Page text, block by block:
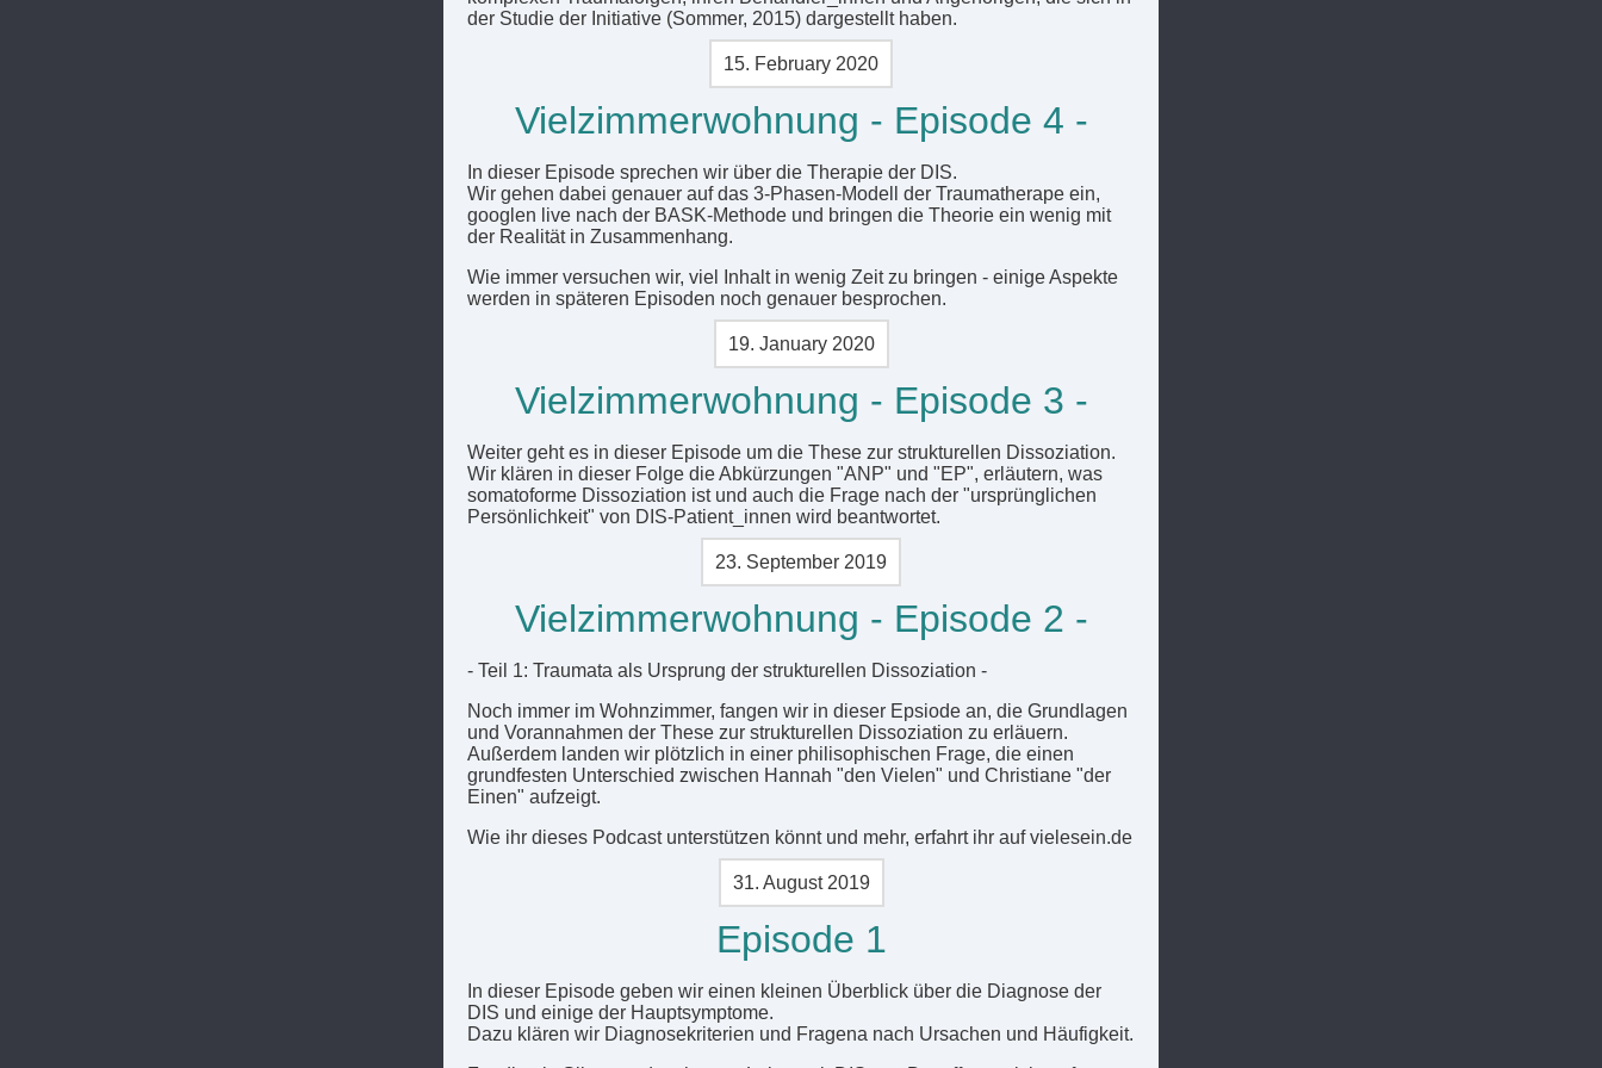
der Studie der Initiative (Sommer, 2015) dargestellt haben.
15. February 2020
Vielzimmerwohnung - Episode 4 -
In dieser Episode sprechen wir über die Therapie der DIS.
Wir gehen dabei genauer auf das 3-Phasen-Modell der Traumatherape ein,
googlen live nach der BASK-Methode und bringen die Theorie ein wenig mit
der Realität in Zusammenhang.
Wie immer versuchen wir, viel Inhalt in wenig Zeit zu bringen - einige Aspekte
werden in späteren Episoden noch genauer besprochen.
19. January 2020
Vielzimmerwohnung - Episode 3 -
Weiter geht es in dieser Episode um die These zur strukturellen Dissoziation.
Wir klären in dieser Folge die Abkürzungen "ANP" und "EP", erläutern, was
somatoforme Dissoziation ist und auch die Frage nach der "ursprünglichen
Persönlichkeit" von DIS-Patient_innen wird beantwortet.
23. September 2019
Vielzimmerwohnung - Episode 2 -
- Teil 1: Traumata als Ursprung der strukturellen Dissoziation -
Noch immer im Wohnzimmer, fangen wir in dieser Epsiode an, die Grundlagen
und Vorannahmen der These zur strukturellen Dissoziation zu erläuern.
Außerdem landen wir plötzlich in einer philisophischen Frage, die einen
grundfesten Unterschied zwischen Hannah "den Vielen" und Christiane "der
Einen" aufzeigt.
Wie ihr dieses Podcast unterstützen könnt und mehr, erfahrt ihr auf vielesein.de
31. August 2019
Episode 1
In dieser Episode geben wir einen kleinen Überblick über die Diagnose der
DIS und einige der Hauptsymptome.
Dazu klären wir Diagnosekriterien und Fragena nach Ursachen und Häufigkeit.